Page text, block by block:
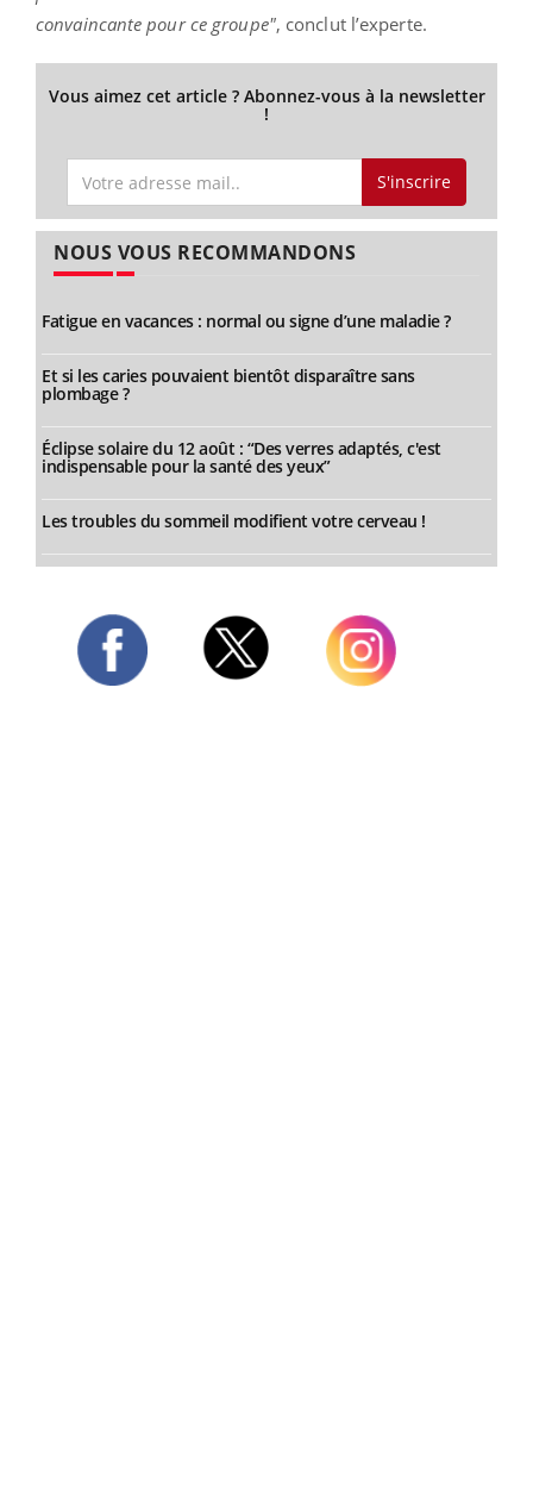
convaincante pour ce groupe", conclut l’experte.
Vous aimez cet article ? Abonnez-vous à la newsletter
!
S'inscrire
NOUS VOUS RECOMMANDONS
Fatigue en vacances : normal ou signe d’une maladie ?
Et si les caries pouvaient bientôt disparaître sans
plombage ?
Éclipse solaire du 12 août : “Des verres adaptés, c'est
indispensable pour la santé des yeux”
Les troubles du sommeil modifient votre cerveau !